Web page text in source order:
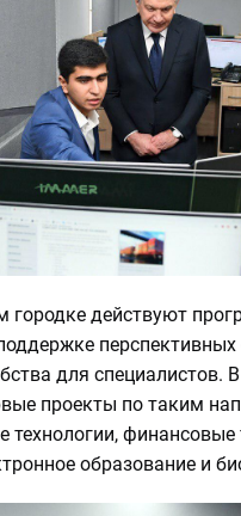
городке действуют
перспективных
для специалистов.
проекты по таким
финансовые
образование и